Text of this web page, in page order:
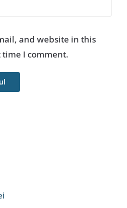
and website in this
I comment.